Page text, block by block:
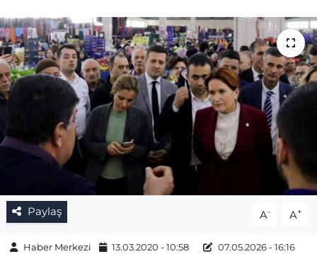
Paylaş A- A+
Haber Merkezi 13.03.2020 - 10:58
07.05.2026 - 16:16
Gizlilik Sözleşmesi
İletişim
Künye
Topluluk Kuralları
Yayın İlkeleri